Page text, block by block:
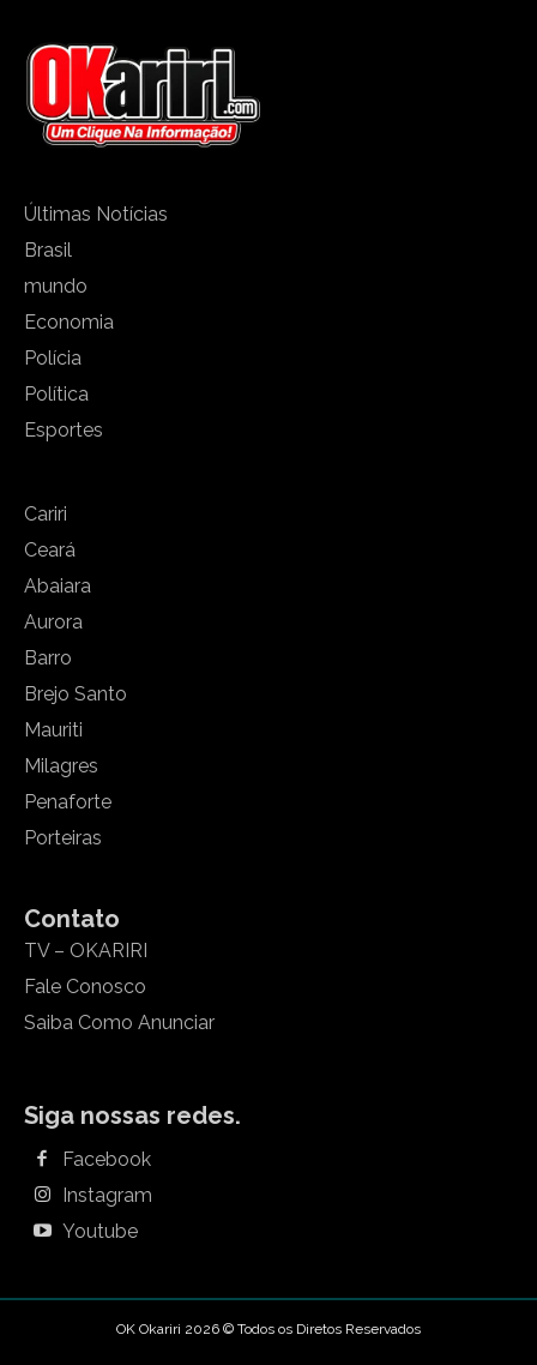
Últimas Notícias
Brasil
mundo
Economia
Polícia
Política
Esportes
Cariri
Ceará
Abaiara
Aurora
Barro
Brejo Santo
Mauriti
Milagres
Penaforte
Porteiras
Contato
TV – OKARIRI
Fale Conosco
Saiba Como Anunciar
Siga nossas redes.
Facebook
Instagram
Youtube
OK Okariri 2026 © Todos os Diretos Reservados